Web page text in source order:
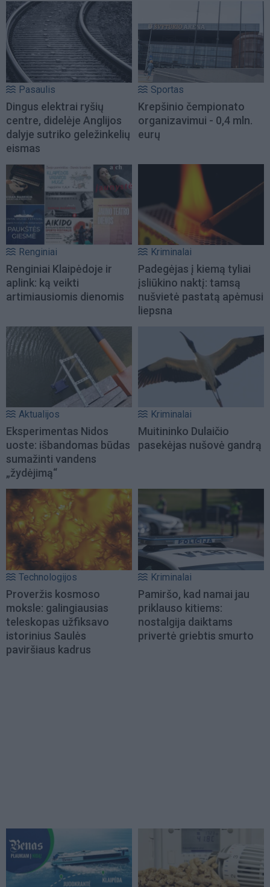
Pasaulis
Dingus elektrai ryšių
centre, didelėje Anglijos
dalyje sutriko geležinkelių
eismas
Sportas
Krepšinio čempionato
organizavimui - 0,4 mln.
eurų
Renginiai
Renginiai Klaipėdoje ir
aplink: ką veikti
artimiausiomis dienomis
Kriminalai
Padegėjas į kiemą tyliai
įsliūkino naktį: tamsą
nušvietė pastatą apėmusi
liepsna
Aktualijos
Eksperimentas Nidos
uoste: išbandomas būdas
sumažinti vandens
„žydėjimą“
Kriminalai
Muitininko Dulaičio
pasekėjas nušovė gandrą
Technologijos
Proveržis kosmoso
moksle: galingiausias
teleskopas užfiksavo
istorinius Saulės
paviršiaus kadrus
Kriminalai
Pamiršo, kad namai jau
priklauso kitiems:
nostalgija daiktams
privertė griebtis smurto